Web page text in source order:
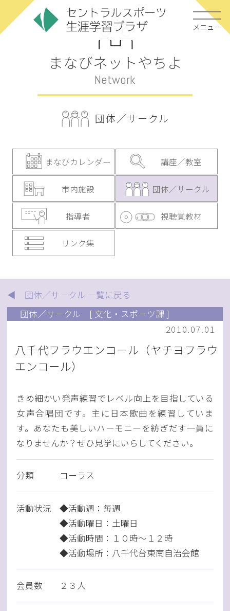
メニュー
まなびネットやちよ
Network
団体／サークル
まなびカレンダー 講座／教室
市内施設 団体／サークル
指導者 視聴覚教材
リンク集
◀ 団体／サークル 一覧に戻る
団体／サークル
[ 文化・スポーツ課 ]
2010.07.01
八千代フラウエンコール（ヤチヨフラウ
エンコール）
きめ細かい発声練習でレベル向上を目指している
女声合唱団です。主に日本歌曲を練習していま
す。あなたも美しいハーモニーを紡ぎだす一員に
なりませんか？ぜひ見学にいらしてください。
分類 コーラス
活動状況
◆活動週：毎週
◆活動曜日：土曜日
◆活動時間：１０時～１２時
◆活動場所：八千代台東南自治会館
会員数 ２３人